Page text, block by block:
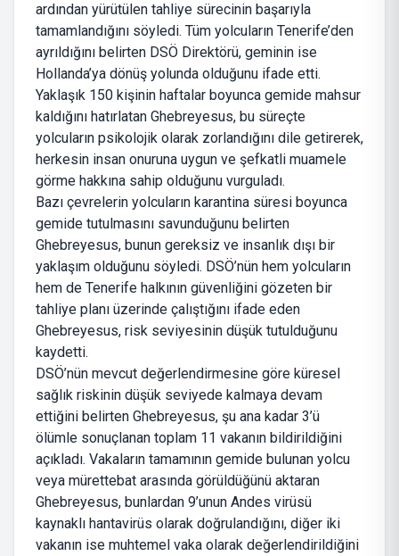
ardından yürütülen tahliye sürecinin başarıyla
tamamlandığını söyledi. Tüm yolcuların Tenerife’den
ayrıldığını belirten DSÖ Direktörü, geminin ise
Hollanda’ya dönüş yolunda olduğunu ifade etti.
Yaklaşık 150 kişinin haftalar boyunca gemide mahsur
kaldığını hatırlatan Ghebreyesus, bu süreçte
yolcuların psikolojik olarak zorlandığını dile getirerek,
herkesin insan onuruna uygun ve şefkatli muamele
görme hakkına sahip olduğunu vurguladı.
Bazı çevrelerin yolcuların karantina süresi boyunca
gemide tutulmasını savunduğunu belirten
Ghebreyesus, bunun gereksiz ve insanlık dışı bir
yaklaşım olduğunu söyledi. DSÖ’nün hem yolcuların
hem de Tenerife halkının güvenliğini gözeten bir
tahliye planı üzerinde çalıştığını ifade eden
Ghebreyesus, risk seviyesinin düşük tutulduğunu
kaydetti.
DSÖ’nün mevcut değerlendirmesine göre küresel
sağlık riskinin düşük seviyede kalmaya devam
ettiğini belirten Ghebreyesus, şu ana kadar 3’ü
ölümle sonuçlanan toplam 11 vakanın bildirildiğini
açıkladı. Vakaların tamamının gemide bulunan yolcu
veya mürettebat arasında görüldüğünü aktaran
Ghebreyesus, bunlardan 9’unun Andes virüsü
kaynaklı hantavirüs olarak doğrulandığını, diğer iki
vakanın ise muhtemel vaka olarak değerlendirildiğini